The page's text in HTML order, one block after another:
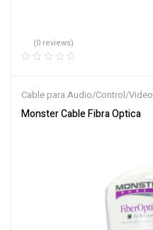
(0 reviews)
Cable para Audio/Control/Video
Monster Cable Fibra Optica